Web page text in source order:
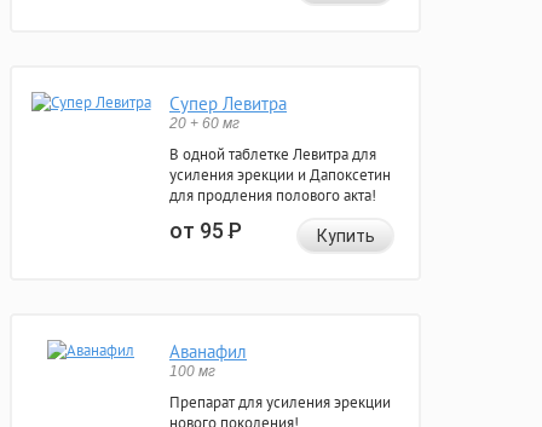
Супер Левитра
20 + 60 мг
В одной таблетке Левитра для
усиления эрекции и Дапоксетин
для продления полового акта!
от 95Р Купить
Аванафил
100 мг
Препарат для усиления эрекции